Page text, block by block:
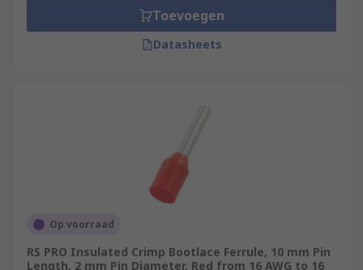
Toevoegen
Datasheets
Op voorraad
RS PRO Insulated Crimp Bootlace Ferrule, 10 mm Pin
Length, 2 mm Pin Diameter, Red from 16 AWG to 16